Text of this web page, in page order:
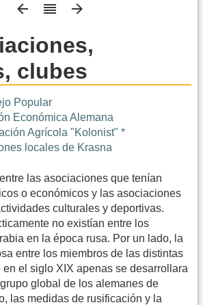
clubes
Popular
Económica Alemana
Agrícola "Kolonist" *
locales de Krasna
las asociaciones que tenían
o económicos y las asociaciones
culturales y deportivas.
no existían entre los
en la época rusa. Por un lado, la
entre los miembros de las distintas
el siglo XIX apenas se desarrollara
global de los alemanes de
las medidas de rusificación y la